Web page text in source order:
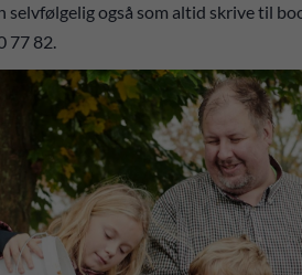
selvfølgelig også som altid skrive til
77 82.